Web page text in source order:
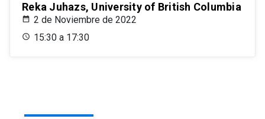
Reka Juhazs, University of British Columbia
2 de Noviembre de 2022
15:30 a 17:30